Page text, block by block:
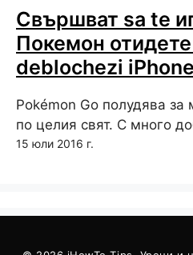
Свършват sa te
Покемон
deblochezi
Pokémon Go полудява за
по целия свят. С много
15 юли 2016 г.